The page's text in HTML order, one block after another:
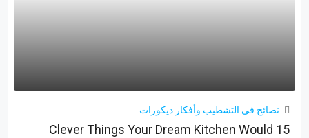
نصائح فى التشطيب وأفكار ديكورات
15 Clever Things Your Dream Kitchen Would